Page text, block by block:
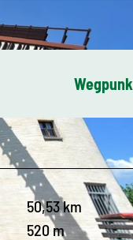
50,53 km
520 m